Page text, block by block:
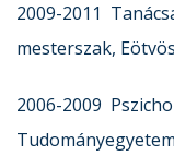
2009-2011
mesterszak,
2006-2009
Tudományegyetem